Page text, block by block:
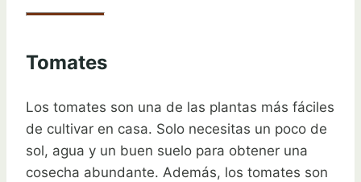
Tomates
Los tomates son una de las plantas más fáciles
de cultivar en casa. Solo necesitas un poco de
sol, agua y un buen suelo para obtener una
cosecha abundante. Además, los tomates son